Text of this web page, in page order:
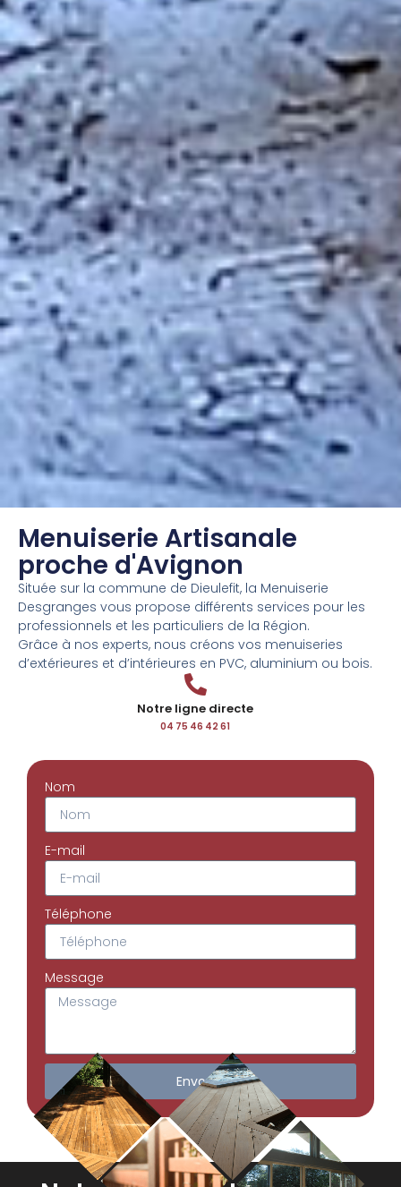
Menuiserie Artisanale
proche d'Avignon
Située sur la commune de Dieulefit, la Menuiserie
Desgranges vous propose différents services pour les
professionnels et les particuliers de la Région.
Grâce à nos experts, nous créons vos menuiseries
d’extérieures et d’intérieures en PVC, aluminium ou bois.
Notre ligne directe
04 75 46 42 61
Nom
E-mail
Téléphone
Message
Envoyer